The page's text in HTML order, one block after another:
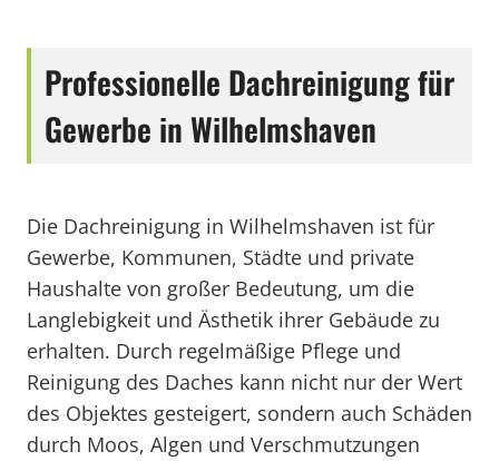
Professionelle Dachreinigung für
Gewerbe in Wilhelmshaven
Die Dachreinigung in Wilhelmshaven ist für
Gewerbe, Kommunen, Städte und private
Haushalte von großer Bedeutung, um die
Langlebigkeit und Ästhetik ihrer Gebäude zu
erhalten. Durch regelmäßige Pflege und
Reinigung des Daches kann nicht nur der Wert
des Objektes gesteigert, sondern auch Schäden
durch Moos, Algen und Verschmutzungen